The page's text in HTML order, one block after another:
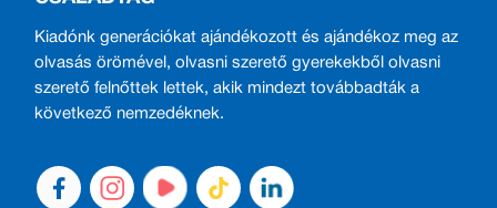
Kiadónk generációkat ajándékozott és ajándékoz meg az
olvasás örömével, olvasni szerető gyerekekből olvasni
szerető felnőttek lettek, akik mindezt továbbadták a
következő nemzedéknek.